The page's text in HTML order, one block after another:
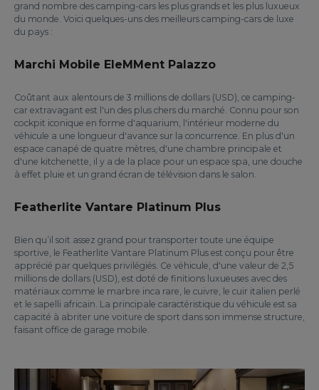
grand nombre des camping-cars les plus grands et les plus luxueux
du monde. Voici quelques-uns des meilleurs camping-cars de luxe
du pays :
Marchi Mobile EleMMent Palazzo
Coûtant aux alentours de 3 millions de dollars (USD), ce camping-
car extravagant est l'un des plus chers du marché. Connu pour son
cockpit iconique en forme d'aquarium, l'intérieur moderne du
véhicule a une longueur d'avance sur la concurrence. En plus d'un
espace canapé de quatre mètres, d'une chambre principale et
d'une kitchenette, il y a de la place pour un espace spa, une douche
à effet pluie et un grand écran de télévision dans le salon.
Featherlite Vantare Platinum Plus
Bien qu’il soit assez grand pour transporter toute une équipe
sportive, le Featherlite Vantare Platinum Plus est conçu pour être
apprécié par quelques privilégiés. Ce véhicule, d'une valeur de 2,5
millions de dollars (USD), est doté de finitions luxueuses avec des
matériaux comme le marbre inca rare, le cuivre, le cuir italien perlé
et le sapelli africain. La principale caractéristique du véhicule est sa
capacité à abriter une voiture de sport dans son immense structure,
faisant office de garage mobile.